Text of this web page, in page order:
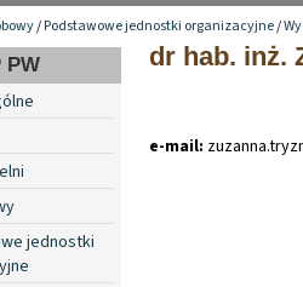
/Podstawowe jednostki organizacyjne/
PW
jednostki
dr hab. inż.
e-mail: zuzanna.